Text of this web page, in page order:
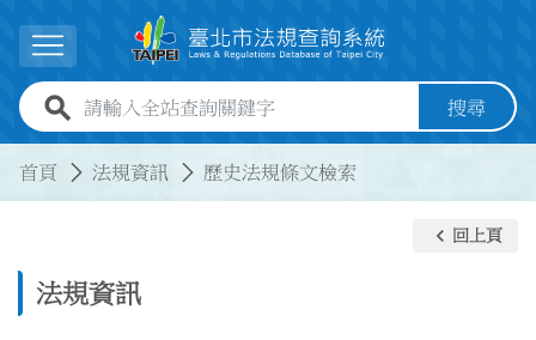
展開選單
全站查詢關鍵字欄位 搜尋
首頁 法規資訊 歷史法規條文檢索
法規資訊
keyboard_arrow_left 回上頁